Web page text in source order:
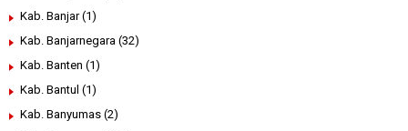
Kab. Banjar (1)
Kab. Banjarnegara (32)
Kab. Banten (1)
Kab. Bantul (1)
Kab. Banyumas (2)